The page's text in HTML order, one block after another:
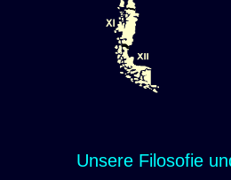
Unsere Filosofie